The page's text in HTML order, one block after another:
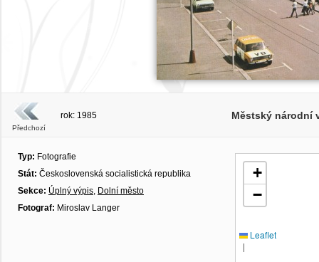
Předchozí
rok: 1985 Městský národní
Typ: Fotografie
Stát: Československá socialistická republika
Sekce: Úplný výpis, Dolní město
Fotograf: Miroslav Langer
+
−
Leaflet
|